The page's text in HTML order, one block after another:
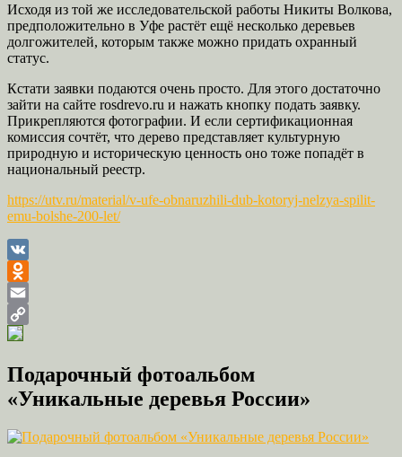
Исходя из той же исследовательской работы Никиты Волкова,
предположительно в Уфе растёт ещё несколько деревьев
долгожителей, которым также можно придать охранный
статус.
Кстати заявки подаются очень просто. Для этого достаточно
зайти на сайте rosdrevo.ru и нажать кнопку подать заявку.
Прикрепляются фотографии. И если сертификационная
комиссия сочтёт, что дерево представляет культурную
природную и историческую ценность оно тоже попадёт в
национальный реестр.
https://utv.ru/material/v-ufe-obnaruzhili-dub-kotoryj-nelzya-spilit-
emu-bolshe-200-let/
VK
Odnoklassniki
Email
Copy
Подарочный фотоальбом
«Уникальные деревья России»